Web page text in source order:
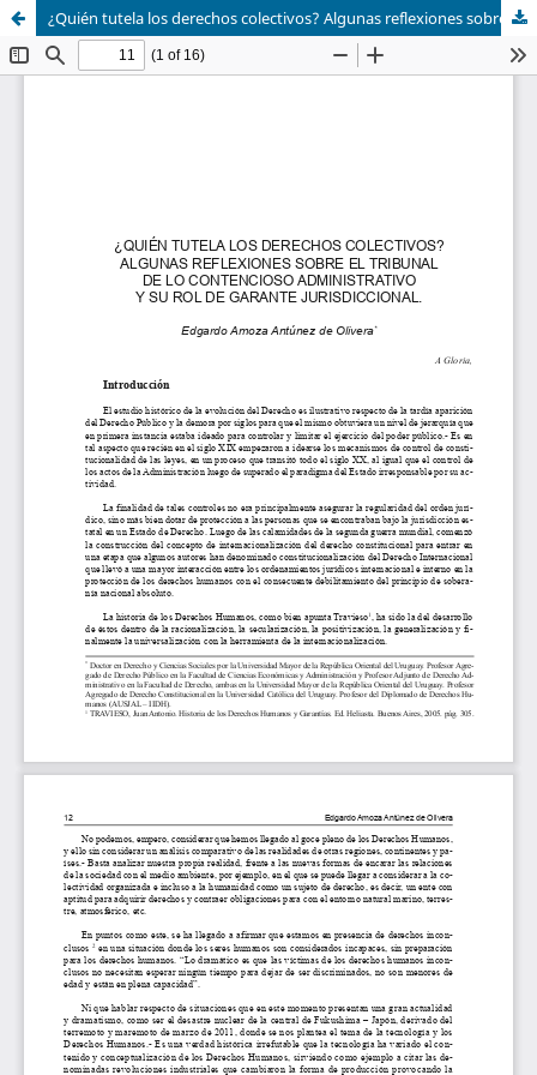
¿Quién tutela los derechos colectivos? Algunas reflexiones sobre el tribunal de lo contencioso administrativo y su rol de garante jurisdiccional